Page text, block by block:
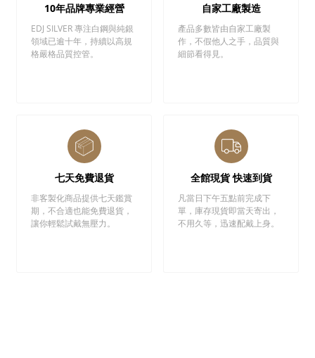
10年品牌專業經營
EDJ SILVER 專注白鋼與純銀
領域已逾十年，持續以高規
格嚴格品質控管。
自家工廠製造
產品多數皆由自家工廠製
作，不假他人之手，品質與
細節看得見。
七天免費退貨
非客製化商品提供七天鑑賞
期，不合適也能免費退貨，
讓你輕鬆試戴無壓力。
全館現貨 快速到貨
凡當日下午五點前完成下
單，庫存現貨即當天寄出，
不用久等，迅速配戴上身。